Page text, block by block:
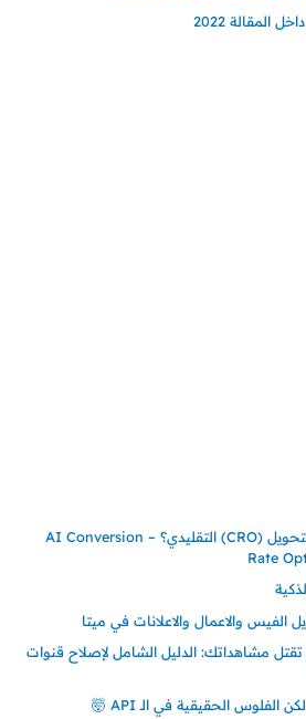
المقالة 2022
لماذا يفشل تحسين معدل التحويل (CRO) التقليدي؟ – AI Conversion
Rate
والاعمال والاعلانات في ميتا
تقتل مشاهداتك: الدليل الشامل لإصلاح قنوات